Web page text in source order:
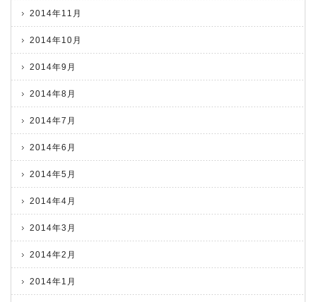
2014年11月
2014年10月
2014年9月
2014年8月
2014年7月
2014年6月
2014年5月
2014年4月
2014年3月
2014年2月
2014年1月